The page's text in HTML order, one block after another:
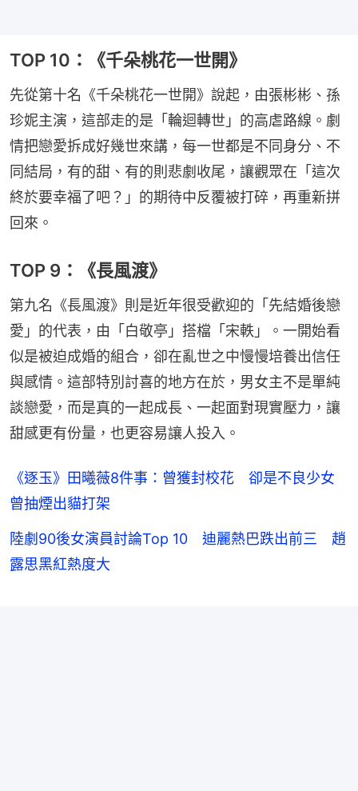
TOP 10：《千朵桃花一世開》
先從第十名《千朵桃花一世開》說起，由張彬彬、孫
珍妮主演，這部走的是「輪迴轉世」的高虐路線。劇
情把戀愛拆成好幾世來講，每一世都是不同身分、不
同結局，有的甜、有的則悲劇收尾，讓觀眾在「這次
終於要幸福了吧？」的期待中反覆被打碎，再重新拼
回來。
TOP 9：《長風渡》
第九名《長風渡》則是近年很受歡迎的「先結婚後戀
愛」的代表，由「白敬亭」搭檔「宋軼」。一開始看
似是被迫成婚的組合，卻在亂世之中慢慢培養出信任
與感情。這部特別討喜的地方在於，男女主不是單純
談戀愛，而是真的一起成長、一起面對現實壓力，讓
甜感更有份量，也更容易讓人投入。
《逐玉》田曦薇8件事：曾獲封校花 卻是不良少女
曾抽煙出貓打架
陸劇90後女演員討論Top 10 迪麗熱巴跌出前三 趙
露思黑紅熱度大